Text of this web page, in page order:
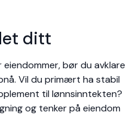
ditt
bør du avklare
Vil du primært ha stabil
til lønnsinntekten?
og tenker på eiendom